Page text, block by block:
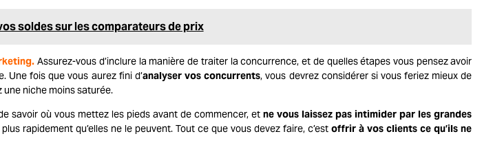
soldes sur les comparateurs de prix
Assurez-vous d’inclure la manière de traiter la concurrence, et de quelles étapes vous pensez avoir
Une fois que vous aurez fini d’analyser vos concurrents, vous devrez considérer si vous feriez mieux de
niche moins saturée.
savoir où vous mettez les pieds avant de commencer, etne vous laissez pas intimider par les grandes
rapidement qu’elles ne le peuvent. Tout ce que vous devez faire, c’estoffrir à vos clients ce qu’ils ne